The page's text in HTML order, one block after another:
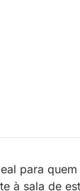
para
à sala de